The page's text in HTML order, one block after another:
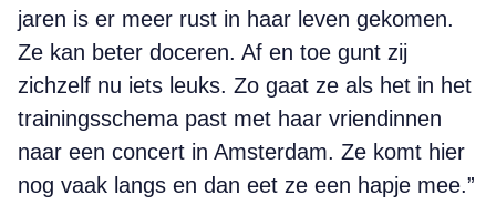
jaren is er meer rust in haar leven gekomen.
Ze kan beter doceren. Af en toe gunt zij
zichzelf nu iets leuks. Zo gaat ze als het in het
trainingsschema past met haar vriendinnen
naar een concert in Amsterdam. Ze komt hier
nog vaak langs en dan eet ze een hapje mee.”